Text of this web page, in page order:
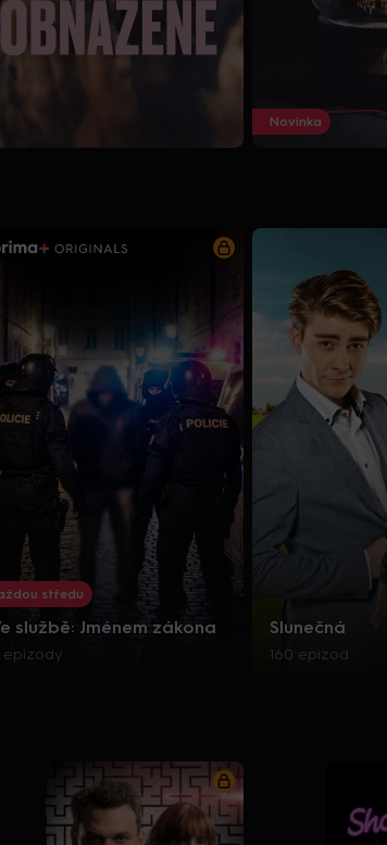
Novinka
středu
službě: Jménem zákona
epizody
Slunečná
160 epizod